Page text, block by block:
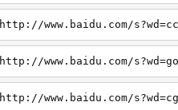
http://www.baidu.com/
http://www.baidu.com/
http://www.baidu.com/